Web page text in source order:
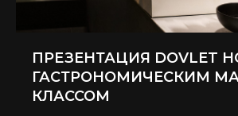
ПРЕЗЕНТАЦИЯ DOVLET
ГАСТРОНОМИЧЕСКИМ
КЛАССОМ